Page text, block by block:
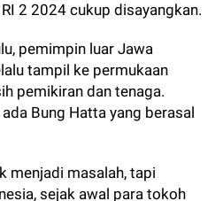
2 2024 cukup disayangkan.
pemimpin luar Jawa
tampil ke permukaan
pemikiran dan tenaga.
Bung Hatta yang berasal
menjadi masalah, tapi
sejak awal para tokoh